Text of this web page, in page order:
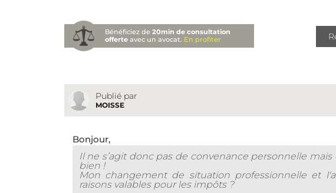
Bénéficiez de20min de consultation
offerte avec un avocat. En profiter
Publié par
MOISSE
Bonjour,
Il ne s’agit donc pas de convenance personnelle
bien !
Mon changement de situation professionnelle et
raisons valables pour les impôts ?